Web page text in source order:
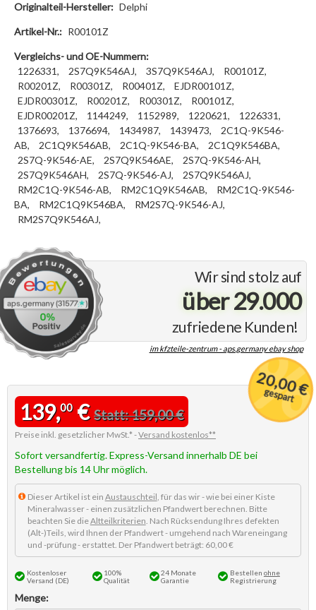
Wir sind stolz auf
über 29.000
zufriedene Kunden!
im kfzteile-zentrum - aps.germany ebay shop
Originalteil-Hersteller: Delphi
Artikel-Nr.: R00101Z
Vergleichs- und OE-Nummern:
1226331,
2S7Q9K546AJ, 3S7Q9K546AJ,
R00101Z,
R00201Z,
R00301Z, R00401Z,
EJDR00101Z,
EJDR00301Z,
R00201Z, R00301Z,
R00101Z,
EJDR00201Z,
1144249, 1152989, 1220621,
1226331,
1376693,
1376694, 1434987, 1439473,
2C1Q-9K546-
AB,
2C1Q9K546AB, 2C1Q-9K546-BA,
2C1Q9K546BA,
2S7Q-9K546-AE,
2S7Q9K546AE,
2S7Q-9K546-AH,
2S7Q9K546AH,
2S7Q-9K546-AJ,
2S7Q9K546AJ,
RM2C1Q-9K546-AB,
RM2C1Q9K546AB,
RM2C1Q-9K546-
BA,
RM2C1Q9K546BA,
RM2S7Q-9K546-AJ,
RM2S7Q9K546AJ,
20,00 €
gespart
139,00€Statt: 159,00 €
Preise inkl. gesetzlicher MwSt.* -Versand kostenlos**
Sofort versandfertig. Express-Versand innerhalb DE bei
Bestellung bis 14 Uhr möglich.
Dieser Artikel ist ein Austauschteil , für das wir - wie bei einer Kiste
Mineralwasser - einen zusätzlichen Pfandwert berechnen. Bitte
beachten Sie dieAltteilkriterien . Nach Rücksendung Ihres defekten
(Alt-)Teils, wird Ihnen der Pfandwert - umgehend nach Wareneingang
und -prüfung - erstattet. Der Pfandwert beträgt: 60,00 €
Kostenloser
Versand (DE)
100%
Qualität
24 Monate
Garantie
Bestellen ohne
Registrierung
Menge: